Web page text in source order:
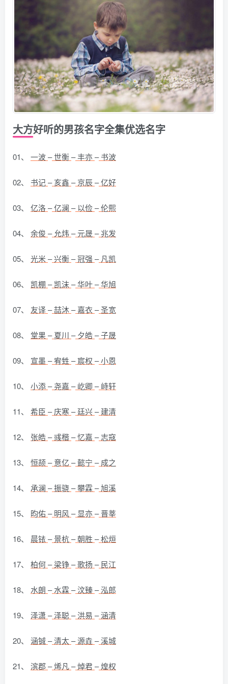
大方好听的男孩名字全集优选名字
01、 一波–世衡–丰亦 –书波
02、 书记–亥鑫 –京辰–亿好
03、 亿洛–亿澜 –以俭–伦熙
04、 余俊 –允炜–元晟–兆发
05、 光米 –兴衡–冠强 –凡凯
06、 凯棚 –凯沫–华叶–华旭
07、 友译–喆沐–嘉衣 –圣宽
08、 堂果 –夏川 –夕皓–子晟
09、 宣墨 –宥甡 –宸权 –小恩
10、 小添–尧嘉 –屹卿 –峙轩
11、 希臣 –庆寒–廷兴–建清
12、 张皓–彧楷–忆嘉 –志寇
13、 恒颉–意亿 –懿宁 –成之
14、 承澜 –振骁–攀霖 –旭溪
15、 昀佑–明风 –显亦 –晋莘
16、 晨铱 –景杭–朝胜 –松烜
17、 柏何–梁铮–歌扬 –民江
18、 水朗 –水霖 –汶臻–泓郎
19、 泽潇–泽聪 –洪易 –涵清
20、 涵铖–清太–源垚 –溪城
21、 滨郡–烯凡–焯君–煌权